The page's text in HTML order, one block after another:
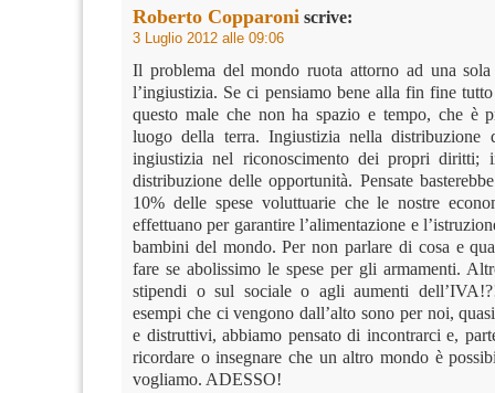
Roberto Copparoni scrive:
3 Luglio 2012 alle 09:06
Il problema del mondo ruota attorno ad una
l’ingiustizia. Se ci pensiamo bene alla fin fine
questo male che non ha spazio e tempo, che è
luogo della terra. Ingiustizia nella distribuzione
ingiustizia nel riconoscimento dei propri diritti;
distribuzione delle opportunità. Pensate
10% delle spese voluttuarie che le nostre
effettuano per garantire l’alimentazione e
bambini del mondo. Per non parlare di cosa e
fare se abolissimo le spese per gli armamenti.
stipendi o sul sociale o agli aumenti
esempi che ci vengono dall’alto sono per noi,
e distruttivi, abbiamo pensato di incontrarci e,
ricordare o insegnare che un altro mondo è
vogliamo. ADESSO!